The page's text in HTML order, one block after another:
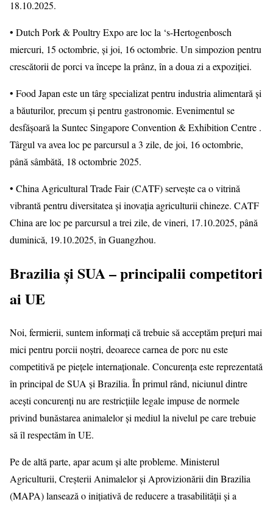
18.10.2025.
• Dutch Pork & Poultry Expo are loc la ‘s-Hertogenbosch
miercuri, 15 octombrie, și joi, 16 octombrie. Un simpozion pentru
crescătorii de porci va începe la prânz, în a doua zi a expoziției.
• Food Japan este un târg specializat pentru industria alimentară și
a băuturilor, precum și pentru gastronomie. Evenimentul se
desfășoară la Suntec Singapore Convention & Exhibition Centre .
Târgul va avea loc pe parcursul a 3 zile, de joi, 16 octombrie,
până sâmbătă, 18 octombrie 2025.
• China Agricultural Trade Fair (CATF) servește ca o vitrină
vibrantă pentru diversitatea și inovația agriculturii chineze. CATF
China are loc pe parcursul a trei zile, de vineri, 17.10.2025, până
duminică, 19.10.2025, în Guangzhou.
Brazilia și SUA – principalii competitori
ai UE
Noi, fermierii, suntem informați că trebuie să acceptăm prețuri mai
mici pentru porcii noștri, deoarece carnea de porc nu este
competitivă pe piețele internaționale. Concurența este reprezentată
în principal de SUA și Brazilia. În primul rând, niciunul dintre
acești concurenți nu are restricțiile legale impuse de normele
privind bunăstarea animalelor și mediul la nivelul pe care trebuie
să îl respectăm în UE.
Pe de altă parte, apar acum și alte probleme. Ministerul
Agriculturii, Creșterii Animalelor și Aprovizionării din Brazilia
(MAPA) lansează o inițiativă de reducere a trasabilității și a